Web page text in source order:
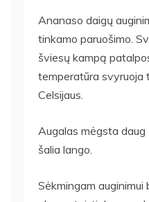
Ananaso daigų
tinkamo paruošimo.
šviesų kampą
temperatūra svyruoja
Celsijaus.
Augalas mėgsta
šalia lango.
Sėkmingam auginimui